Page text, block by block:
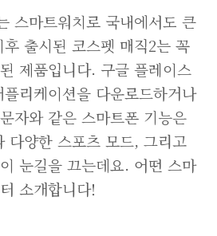
스마트워치로 국내에서도 큰
출시된 코스펫 매직2는 꼭
제품입니다. 구글 플레이스
리케이션을 다운로드하거나
자와 같은 스마트폰 기능은
다양한 스포츠 모드, 그리고
눈길을 끄는데요. 어떤 스마
소개합니다!